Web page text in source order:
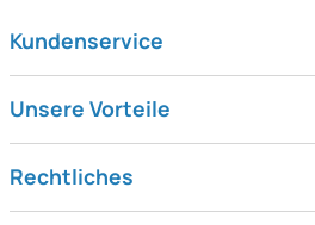
Kundenservice
Unsere Vorteile
Rechtliches